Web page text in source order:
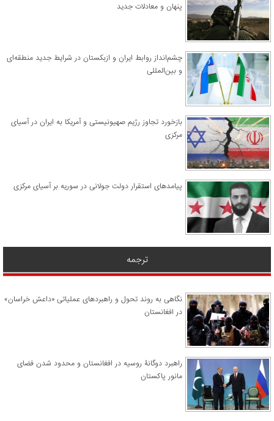
پنهان و معادلات جدید
چشم‌انداز روابط ایران و ازبکستان در شرایط جدید منطقه‌ای
و بین‌المللی
​بازخورد تجاوز رژیم صهیونیستی و آمریکا به ایران در آسیای
مرکزی
پیامدهای استقرار دولت جولانی در سوریه بر آسیای مرکزی
ترجمه
نگاهی به روند تحول و راهبردهای عملیاتی «داعش خراسان»
در افغانستان
راهبرد دوگانۀ روسیه در افغانستان و محدود شدن فضای
مانور پاکستان